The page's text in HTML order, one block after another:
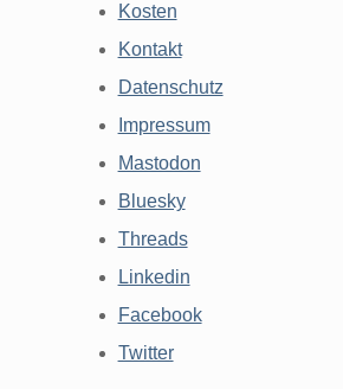
Kosten
Kontakt
Datenschutz
Impressum
Mastodon
Bluesky
Threads
Linkedin
Facebook
Twitter